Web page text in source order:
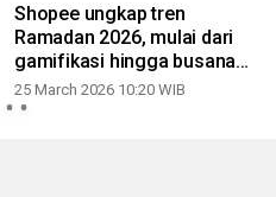
Shopee ungkap tren
Ramadan 2026, mulai dari
gamifikasi hingga busana
muslim
25 March 2026 10:20 WIB